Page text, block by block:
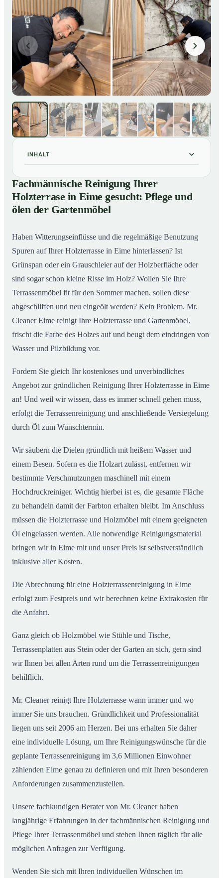
INHALT
01 Fachmännische Reinigung Ihrer Holzterrase in Eime
gesucht: Pflege und ölen der Gartenmöbel
So reinigen unsere Profis Holzterrassen in Eime
Fachmännische Reinigung Ihrer
Holzterrase in Eime gesucht: Pflege und
ölen der Gartenmöbel
Haben Witterungseinflüsse und die regelmäßige Benutzung
Spuren auf Ihrer Holzterrasse in Eime hinterlassen? Ist
Grünspan oder ein Grauschleier auf der Holzberfläche oder
sind sogar schon kleine Risse im Holz? Wollen Sie Ihre
Terrassenmöbel fit für den Sommer machen, sollen diese
abgeschliffen und neu eingeölt werden? Kein Problem. Mr.
Cleaner Eime reinigt Ihre Holzterrasse und Gartenmöbel,
frischt die Farbe des Holzes auf und beugt dem eindringen von
Wasser und Pilzbildung vor.
Fordern Sie gleich Ihr kostenloses und unverbindliches
Angebot zur gründlichen Reinigung Ihrer Holzterrasse in Eime
an! Und weil wir wissen, dass es immer schnell gehen muss,
erfolgt die Terrassenreinigung und anschließende Versiegelung
durch Öl zum Wunschtermin.
Wir säubern die Dielen gründlich mit heißem Wasser und
einem Besen. Sofern es die Holzart zulässt, entfernen wir
bestimmte Verschmutzungen maschinell mit einem
Hochdruckreiniger. Wichtig hierbei ist es, die gesamte Fläche
zu behandeln damit der Farbton erhalten bleibt. Im Anschluss
müssen die Holzterrasse und Holzmöbel mit einem geeigneten
Öl eingelassen werden. Alle notwendige Reinigungsmaterial
bringen wir in Eime mit und unser Preis ist selbstverständlich
inklusive aller Kosten.
Die Abrechnung für eine Holzterrassenreinigung in Eime
erfolgt zum Festpreis und wir berechnen keine Extrakosten für
die Anfahrt.
Ganz gleich ob Holzmöbel wie Stühle und Tische,
Terrassenplatten aus Stein oder der Garten an sich, gern sind
wir Ihnen bei allen Arten rund um die Terrassenreinigungen
behilflich.
Mr. Cleaner reinigt Ihre Holzterrasse wann immer und wo
immer Sie uns brauchen. Gründlichkeit und Professionalität
liegen uns seit 2006 am Herzen. Bei uns erhalten Sie daher
eine individuelle Lösung, um Ihre Reinigungswünsche für die
geplante Terrassenreinigung im 3,6 Millionen Einwohner
zählenden Eime genau zu definieren und mit Ihren besonderen
Anforderungen zusammenzustellen.
Unsere fachkundigen Berater von Mr. Cleaner haben
langjährige Erfahrungen in der fachmännischen Reinigung und
Pflege Ihrer Terrassenmöbel und stehen Ihnen täglich für alle
möglichen Anfragen zur Verfügung.
Wenden Sie sich mit Ihren individuellen Wünschen im